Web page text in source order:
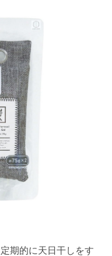
定期的に天日干しをす